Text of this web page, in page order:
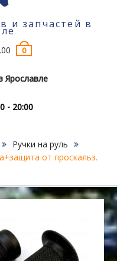
и запчастей в
0
Ярославле
- 20:00
Ручки на руль
от проскальз.